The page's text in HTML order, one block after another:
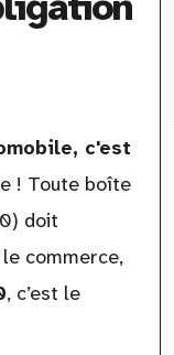
c'est
! Toute boîte
doit
commerce,
, c’est le